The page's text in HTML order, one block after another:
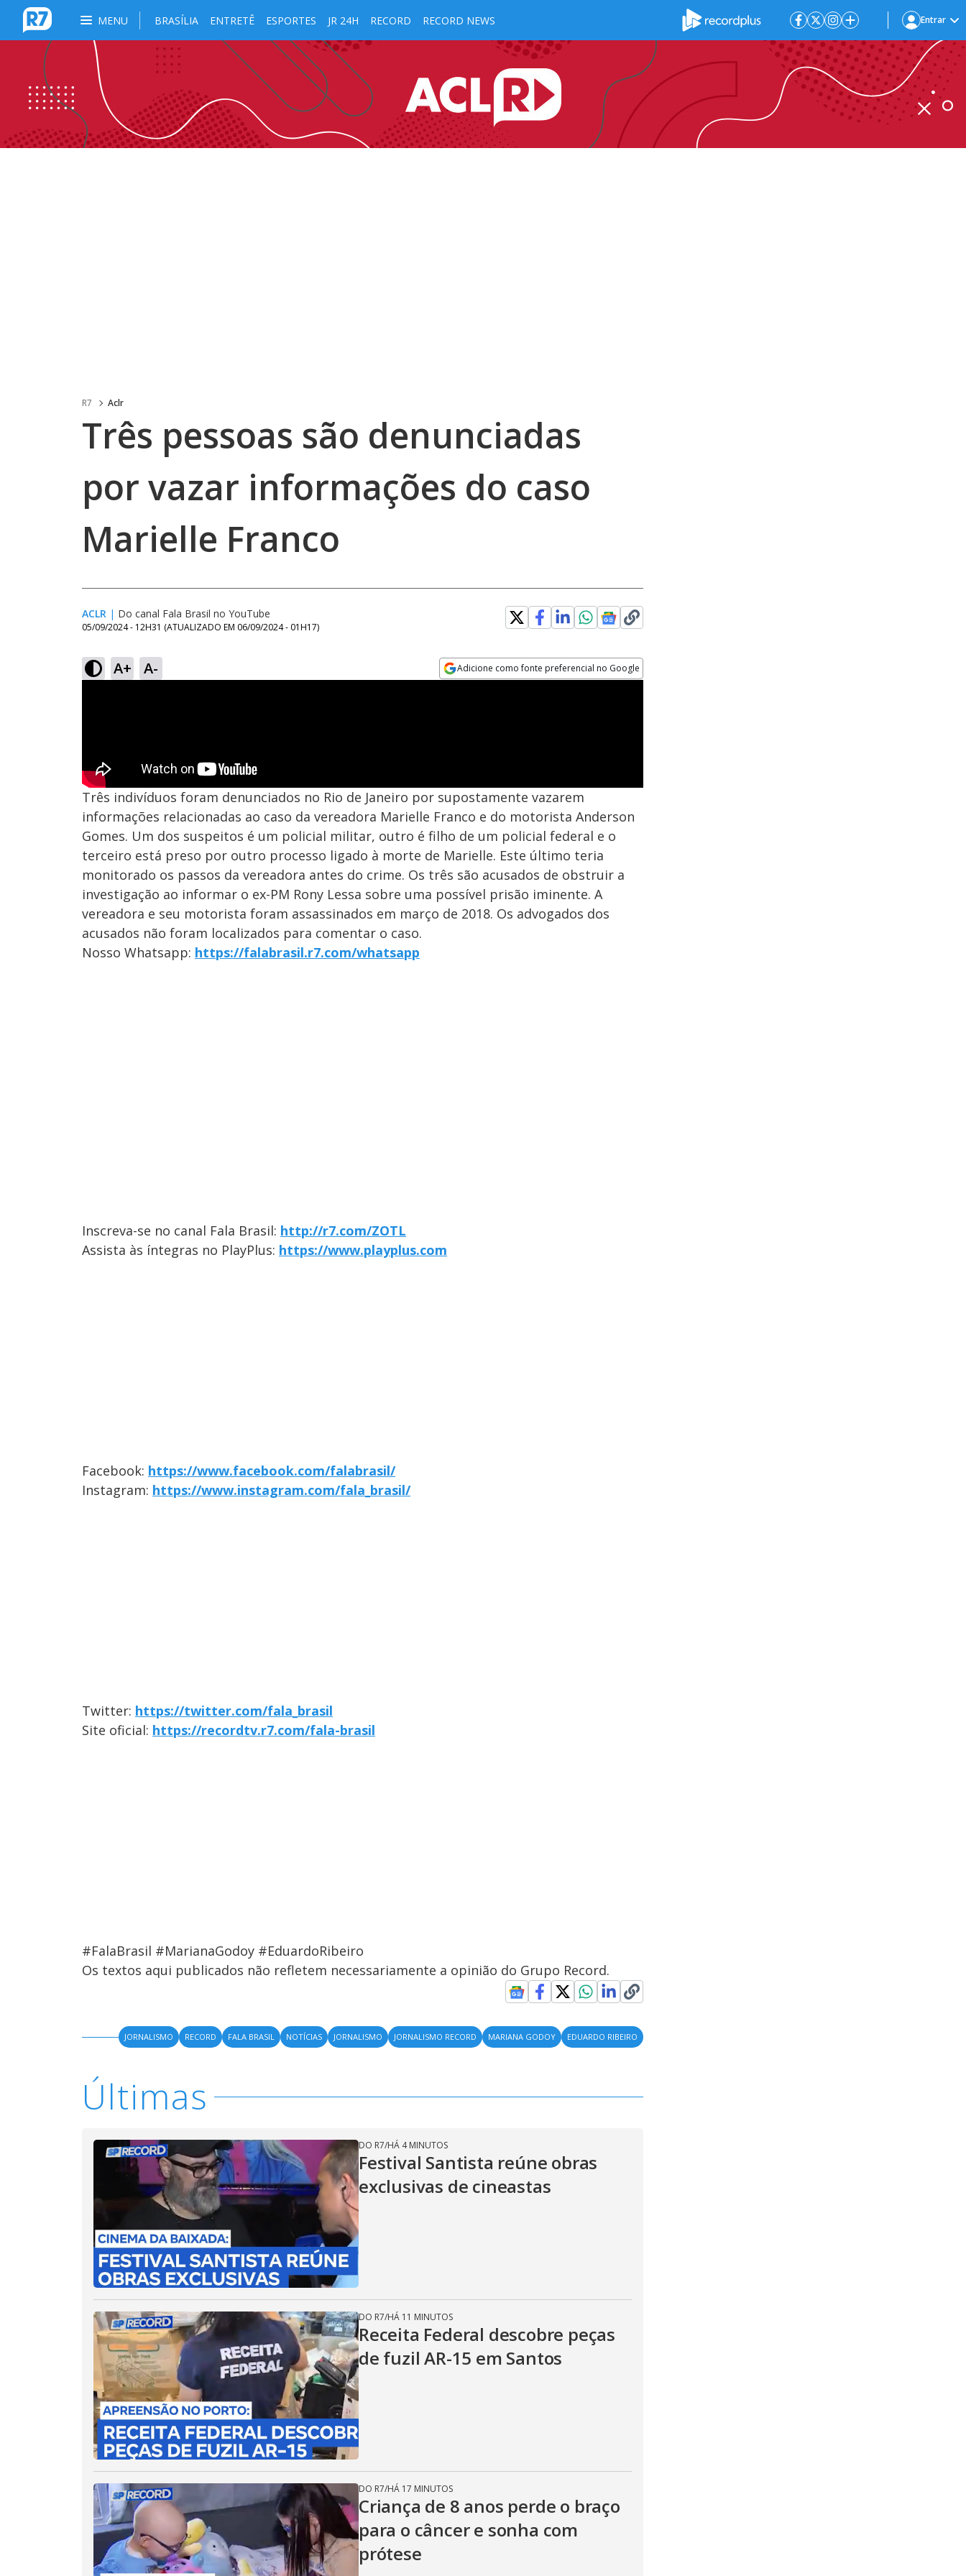
MENU BRASÍLIA ENTRETÊ ESPORTES JR 24H RECORD RECORD NEWS Entrar
R7 Aclr
Três pessoas são denunciadas
por vazar informações do caso
Marielle Franco
ACLR | Do canal Fala Brasil no YouTube
05/09/2024 - 12H31 (ATUALIZADO EM 06/09/2024 - 01H17)
A+ A- Adicione como fonte preferencial no Google
Três indivíduos foram denunciados no Rio de Janeiro por supostamente vazarem
informações relacionadas ao caso da vereadora Marielle Franco e do motorista Anderson
Gomes. Um dos suspeitos é um policial militar, outro é filho de um policial federal e o
terceiro está preso por outro processo ligado à morte de Marielle. Este último teria
monitorado os passos da vereadora antes do crime. Os três são acusados de obstruir a
investigação ao informar o ex-PM Rony Lessa sobre uma possível prisão iminente. A
vereadora e seu motorista foram assassinados em março de 2018. Os advogados dos
acusados não foram localizados para comentar o caso.
Nosso Whatsapp: https://falabrasil.r7.com/whatsapp
Inscreva-se no canal Fala Brasil: http://r7.com/ZOTL
Assista às íntegras no PlayPlus: https://www.playplus.com
Facebook: https://www.facebook.com/falabrasil/
Instagram: https://www.instagram.com/fala_brasil/
Twitter: https://twitter.com/fala_brasil
Site oficial: https://recordtv.r7.com/fala-brasil
#FalaBrasil #MarianaGodoy #EduardoRibeiro
Os textos aqui publicados não refletem necessariamente a opinião do Grupo Record.
JORNALISMO RECORD FALA BRASIL NOTÍCIAS JORNALISMO JORNALISMO RECORD MARIANA GODOY EDUARDO RIBEIRO
Últimas
DO R7/HÁ 4 MINUTOS
Festival Santista reúne obras
exclusivas de cineastas
DO R7/HÁ 11 MINUTOS
Receita Federal descobre peças
de fuzil AR-15 em Santos
DO R7/HÁ 17 MINUTOS
Criança de 8 anos perde o braço
para o câncer e sonha com
prótese